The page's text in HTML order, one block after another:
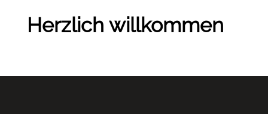
Herzlich willkommen